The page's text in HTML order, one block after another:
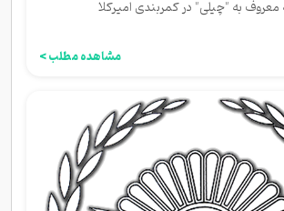
معروف به "چیلی" در کمربندی امیرکلا
مشاهده مطلب >